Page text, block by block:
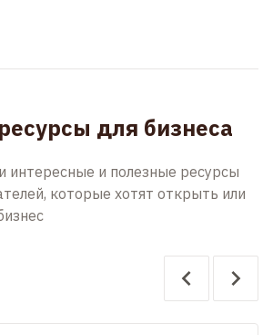
для бизнеса
интересные и полезные ресурсы
которые хотят открыть или